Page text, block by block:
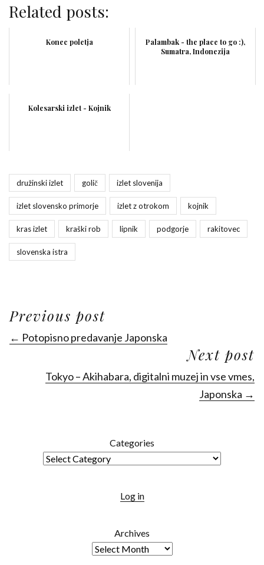
Related posts:
Konec poletja
Palambak - the place to go :),
Sumatra, Indonezija
Kolesarski izlet - Kojnik
družinski izlet golič izlet slovenija
izlet slovensko primorje izlet z otrokom kojnik
kras izlet kraški rob lipnik podgorje rakitovec
slovenska istra
Previous post
← Potopisno predavanje Japonska
Next post
Tokyo – Akihabara, digitalni muzej in vse vmes,
Japonska →
Categories
Log in
Archives